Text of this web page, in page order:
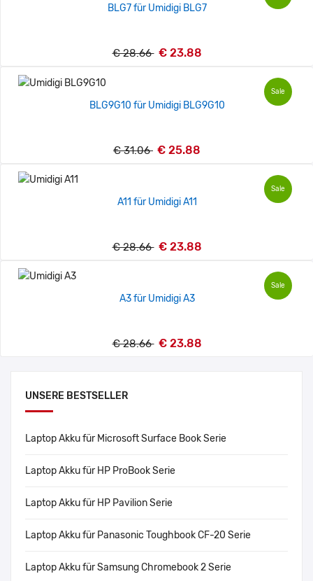
UNSERE BESTSELLER
Laptop Akku für Microsoft Surface Book Serie
Laptop Akku für HP ProBook Serie
Laptop Akku für HP Pavilion Serie
Laptop Akku für Panasonic Toughbook CF-20 Serie
Laptop Akku für Samsung Chromebook 2 Serie
BLG7 für Umidigi BLG7
€ 28.66 € 23.88
Sale
BLG9G10 für Umidigi BLG9G10
€ 31.06 € 25.88
Sale
A11 für Umidigi A11
€ 28.66 € 23.88
Sale
A3 für Umidigi A3
€ 28.66 € 23.88